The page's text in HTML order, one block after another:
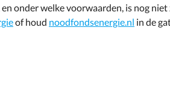
onder welke voorwaarden, is nog niet
of houd noodfondsenergie.nl in de